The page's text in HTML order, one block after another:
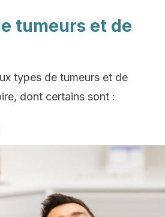
tumeurs et de
types de tumeurs et de
dont certains sont :